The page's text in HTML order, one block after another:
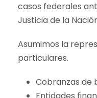
casos federales
Justicia de la
Asumimos la
particulares.
Cobranzas de